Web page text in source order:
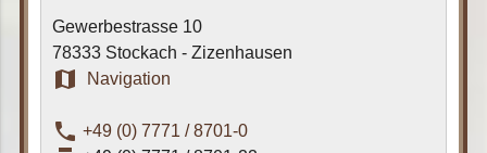
Gewerbestrasse 10
78333 Stockach - Zizenhausen
map Navigation
phone +49 (0) 7771 / 8701-0